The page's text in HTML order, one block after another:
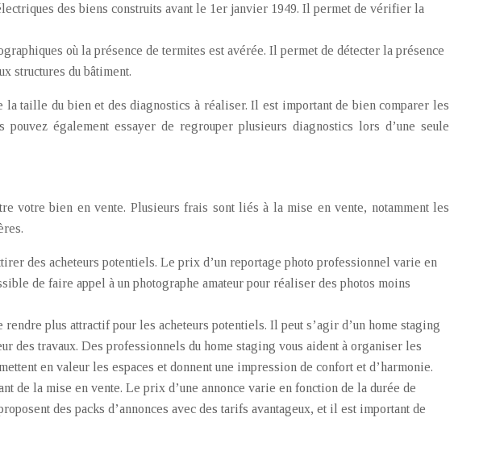
des biens construits avant le 1er janvier 1949. Il permet de vérifier la
où la présence de termites est avérée. Il permet de détecter la présence
structures du bâtiment.
taille du bien et des diagnostics à réaliser. Il est important de bien comparer les
également essayer de regrouper plusieurs diagnostics lors d’une seule
votre bien en vente. Plusieurs frais sont liés à la mise en vente, notamment les
des acheteurs potentiels. Le prix d’un reportage photo professionnel varie en
de faire appel à un photographe amateur pour réaliser des photos moins
plus attractif pour les acheteurs potentiels. Il peut s’agir d’un home staging
des travaux. Des professionnels du home staging vous aident à organiser les
en valeur les espaces et donnent une impression de confort et d’harmonie.
de la mise en vente. Le prix d’une annonce varie en fonction de la durée de
des packs d’annonces avec des tarifs avantageux, et il est important de